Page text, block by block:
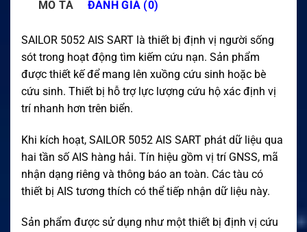
MÔ TẢ ĐÁNH GIÁ (0)
SAILOR 5052 AIS SART là thiết bị định vị người sống
sót trong hoạt động tìm kiếm cứu nạn. Sản phẩm
được thiết kế để mang lên xuồng cứu sinh hoặc bè
cứu sinh. Thiết bị hỗ trợ lực lượng cứu hộ xác định vị
trí nhanh hơn trên biển.
Khi kích hoạt, SAILOR 5052 AIS SART phát dữ liệu qua
hai tần số AIS hàng hải. Tín hiệu gồm vị trí GNSS, mã
nhận dạng riêng và thông báo an toàn. Các tàu có
thiết bị AIS tương thích có thể tiếp nhận dữ liệu này.
Sản phẩm được sử dụng như một thiết bị định vị cứu